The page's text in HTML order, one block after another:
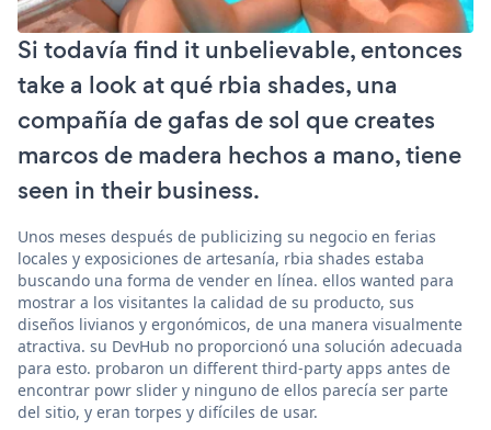
Si todavía find it unbelievable, entonces
take a look at qué rbia shades, una
compañía de gafas de sol que creates
marcos de madera hechos a mano, tiene
seen in their business.
Unos meses después de publicizing su negocio en ferias
locales y exposiciones de artesanía, rbia shades estaba
buscando una forma de vender en línea. ellos wanted para
mostrar a los visitantes la calidad de su producto, sus
diseños livianos y ergonómicos, de una manera visualmente
atractiva. su DevHub no proporcionó una solución adecuada
para esto. probaron un different third-party apps antes de
encontrar powr slider y ninguno de ellos parecía ser parte
del sitio, y eran torpes y difíciles de usar.